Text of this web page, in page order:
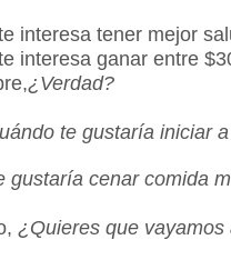
tener mejor
ganar entre
¿Verdad?
te gustaría iniciar
gustaría cenar comida
¿Quieres que